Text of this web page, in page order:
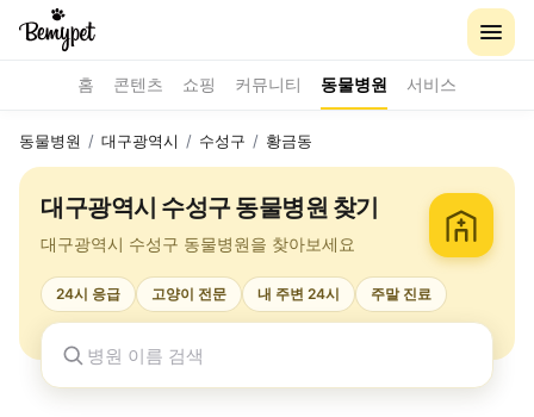
홈 콘텐츠 쇼핑 커뮤니티 동물병원 서비스
동물병원 / 대구광역시 / 수성구 / 황금동
대구광역시 수성구 동물병원 찾기
대구광역시 수성구 동물병원을 찾아보세요
24시 응급 고양이 전문 내 주변 24시 주말 진료